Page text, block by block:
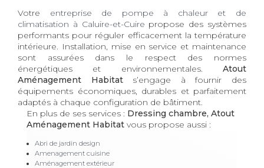
Votre entreprise de pompe à chaleur et de
climatisation à Caluire-et-Cuire propose des systèmes
performants pour réguler efficacement la température
intérieure. Installation, mise en service et maintenance
sont assurées dans le respect des normes
énergétiques et environnementales. Atout
Aménagement Habitats’engage à fournir des
équipements économiques, durables et parfaitement
adaptés à chaque configuration de bâtiment.
En plus de ses services : Dressing chambre, Atout
Aménagement Habitat vous propose aussi :
Abri de jardin design
Amenagement cuisine
Aménagement extérieur